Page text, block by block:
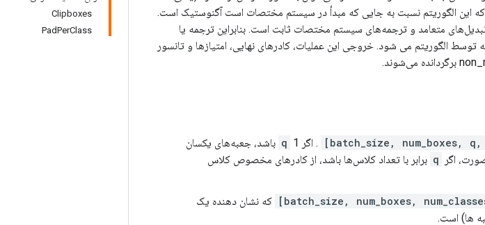
Clipboxes
PadPerClass
داشته باشید که این الگوریتم نسبت به جایی که مبدأ در سیستم مختصات است آگنوستیک است.
متعامد و ترجمه‌های سیستم مختصات ثابت است. بنابراین ترجمه یا
الگوریتم می شود. خروجی این عملیات، کادرهای نهایی، امتیازها و تانسور
. اگر q 1 باشد، جعبه‌های یکسان
اگر
q برابر با تعداد کلاس‌ها باشد، از کادرهای مخصوص کلاس
که نشان دهنده یک
ها) است.